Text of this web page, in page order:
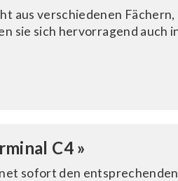
aus verschiedenen
sie sich hervorragend auch
C4 »
sofort den